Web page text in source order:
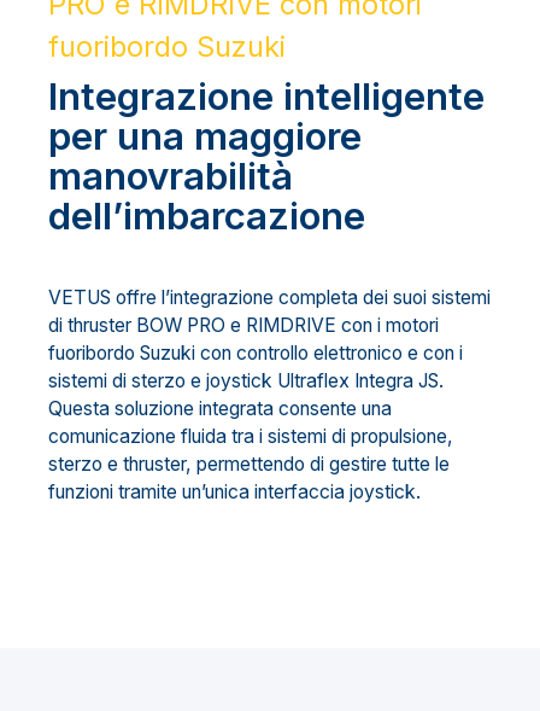
fuoribordo Suzuki
Integrazione intelligente
per una maggiore
manovrabilità
dell’imbarcazione
VETUS offre l’integrazione completa dei suoi sistemi
di thruster BOW PRO e RIMDRIVE con i motori
fuoribordo Suzuki con controllo elettronico e con i
sistemi di sterzo e joystick Ultraflex Integra JS.
Questa soluzione integrata consente una
comunicazione fluida tra i sistemi di propulsione,
sterzo e thruster, permettendo di gestire tutte le
funzioni tramite un’unica interfaccia joystick.